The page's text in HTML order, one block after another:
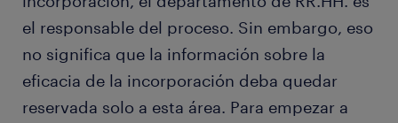
el responsable del proceso. Sin embargo, eso
no significa que la información sobre la
eficacia de la incorporación deba quedar
reservada solo a esta área. Para empezar a